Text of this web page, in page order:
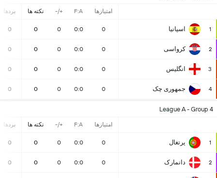
امتیازها F:A
+/- نکته ها بردها
1 اسپانیا 0
0:0
0
0
0
2 کرواسی 0
0:0
0
0
0
3 انگلیس 0
0:0
0
0
0
4 جمهوری چک 0
0:0
0
0
0
League A - Group 4
امتیازها F:A
+/- نکته ها بردها
1 پرتغال 0
0:0
0
0
0
2 دانمارک 0
0:0
0
0
0